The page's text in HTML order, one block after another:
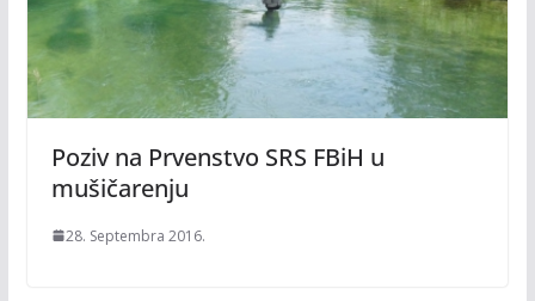
Poziv na Prvenstvo SRS FBiH u
mušičarenju
28. Septembra 2016.